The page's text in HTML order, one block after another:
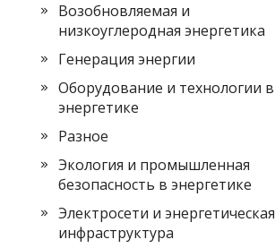
Возобновляемая и
низкоуглеродная энергетика
Генерация энергии
Оборудование и технологии в
энергетике
Разное
Экология и промышленная
безопасность в энергетике
Электросети и энергетическая
инфраструктура